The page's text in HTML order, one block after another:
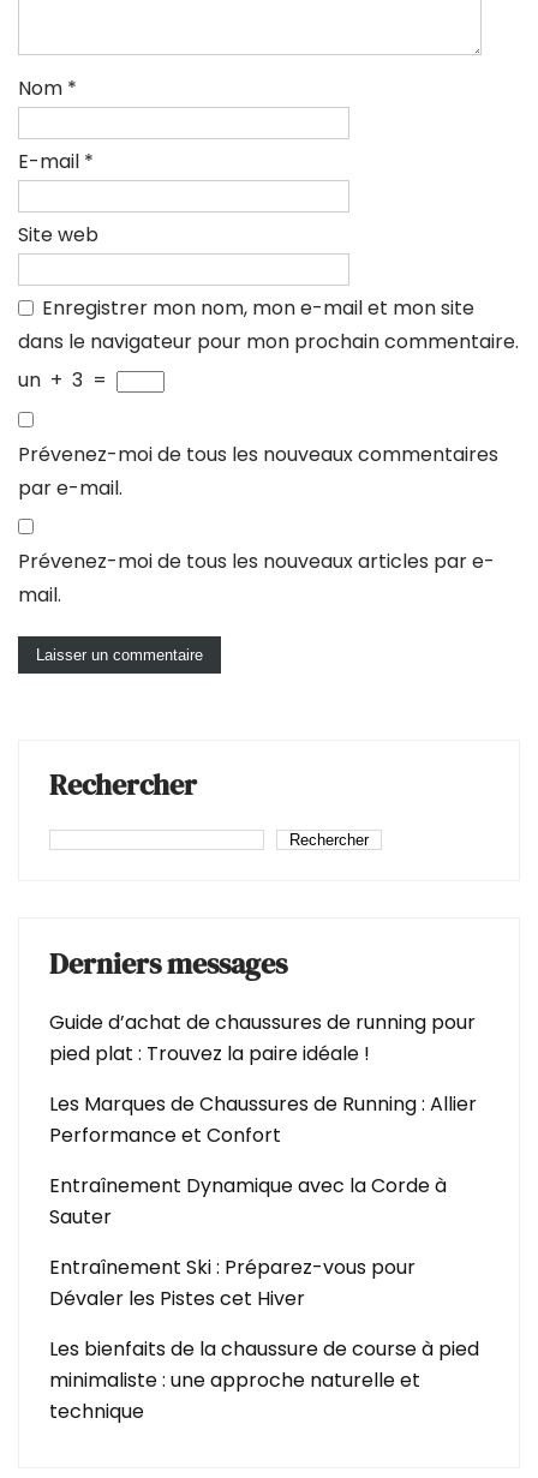
Nom *
E-mail *
Site web
Enregistrer mon nom, mon e-mail et mon site
dans le navigateur pour mon prochain commentaire.
un + 3 =
Prévenez-moi de tous les nouveaux commentaires
par e-mail.
Prévenez-moi de tous les nouveaux articles par e-
mail.
Rechercher
Rechercher
Derniers messages
Guide d’achat de chaussures de running pour
pied plat : Trouvez la paire idéale !
Les Marques de Chaussures de Running : Allier
Performance et Confort
Entraînement Dynamique avec la Corde à
Sauter
Entraînement Ski : Préparez-vous pour
Dévaler les Pistes cet Hiver
Les bienfaits de la chaussure de course à pied
minimaliste : une approche naturelle et
technique